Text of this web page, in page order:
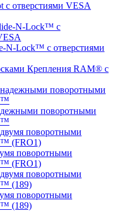
отверстиями VESA
N-Lock™ с отверстиями
Крепления RAM® с
поворотными
поворотными
(FRO1)
поворотными
(189)